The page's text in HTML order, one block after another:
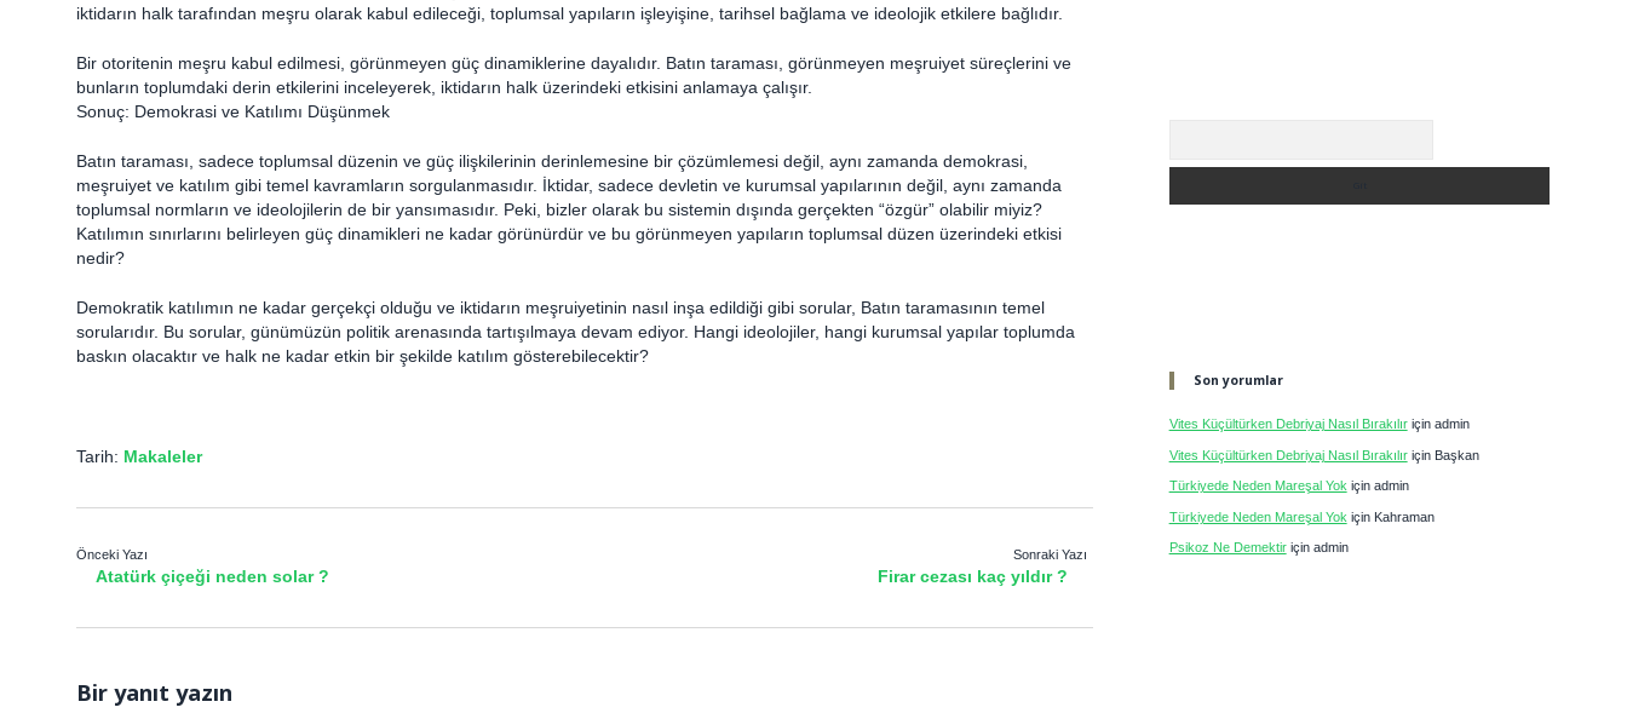
iktidarın halk tarafından meşru olarak kabul edileceği, toplumsal yapıların işleyişine, tarihsel bağlama ve ideolojik etkilere bağlıdır.
Bir otoritenin meşru kabul edilmesi, görünmeyen güç dinamiklerine dayalıdır. Batın taraması, görünmeyen meşruiyet süreçlerini ve
bunların toplumdaki derin etkilerini inceleyerek, iktidarın halk üzerindeki etkisini anlamaya çalışır.
Sonuç: Demokrasi ve Katılımı Düşünmek
Batın taraması, sadece toplumsal düzenin ve güç ilişkilerinin derinlemesine bir çözümlemesi değil, aynı zamanda demokrasi,
meşruiyet ve katılım gibi temel kavramların sorgulanmasıdır. İktidar, sadece devletin ve kurumsal yapılarının değil, aynı zamanda
toplumsal normların ve ideolojilerin de bir yansımasıdır. Peki, bizler olarak bu sistemin dışında gerçekten “özgür” olabilir miyiz?
Katılımın sınırlarını belirleyen güç dinamikleri ne kadar görünürdür ve bu görünmeyen yapıların toplumsal düzen üzerindeki etkisi
nedir?
Demokratik katılımın ne kadar gerçekçi olduğu ve iktidarın meşruiyetinin nasıl inşa edildiği gibi sorular, Batın taramasının temel
sorularıdır. Bu sorular, günümüzün politik arenasında tartışılmaya devam ediyor. Hangi ideolojiler, hangi kurumsal yapılar toplumda
baskın olacaktır ve halk ne kadar etkin bir şekilde katılım gösterebilecektir?
Tarih: Makaleler
Önceki Yazı
Atatürk çiçeği neden solar ?
Sonraki Yazı
Firar cezası kaç yıldır ?
Bir yanıt yazın
Son yorumlar
Vites Küçültürken Debriyaj Nasıl Bırakılıriçin admin
Vites Küçültürken Debriyaj Nasıl Bırakılıriçin Başkan
Türkiyede Neden Mareşal Yok için admin
Türkiyede Neden Mareşal Yok için Kahraman
Psikoz Ne Demektiriçin admin